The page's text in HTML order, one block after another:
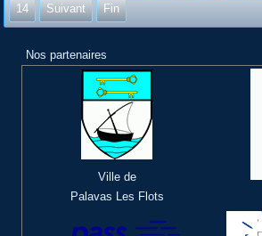
14 Suivant Fin
Nos partenaires
Ville de
Palavas Les Flots